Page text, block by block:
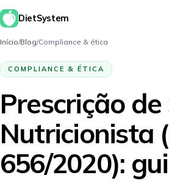
DietSystem
Início/Blog/Compliance & ética
COMPLIANCE & ÉTICA
Prescrição
Nutricionista
656/2020):